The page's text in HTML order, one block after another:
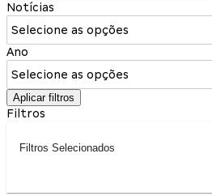
Notícias
Selecione as opções
Ano
Selecione as opções
Aplicar filtros
Filtros
Filtros Selecionados